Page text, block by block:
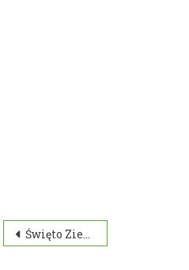
Nawigacja
Święto Ziemi